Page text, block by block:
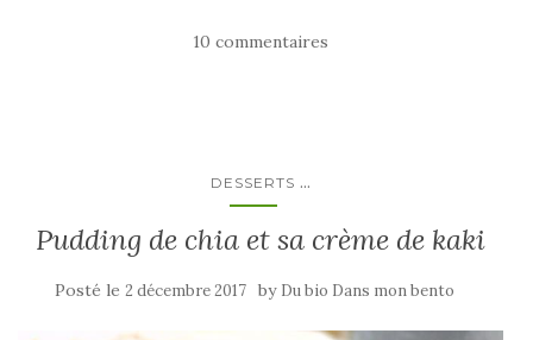
10 commentaires
DESSERTS ...
Pudding de chia et sa crème de kaki
Posté le 2 décembre 2017 by Du bio Dans mon bento